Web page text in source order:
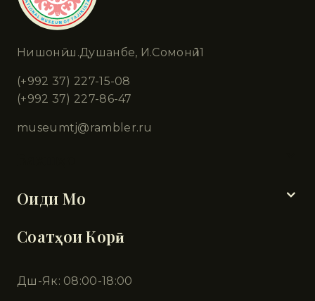
Нишонӣ: ш.Душанбе, И.Сомонӣ 11
(+992 37) 227-15-08
(+992 37) 227-86-47
museumtj@rambler.ru
Оиди Мо
Соатҳои Корӣ
Дш-Як: 08:00-18:00